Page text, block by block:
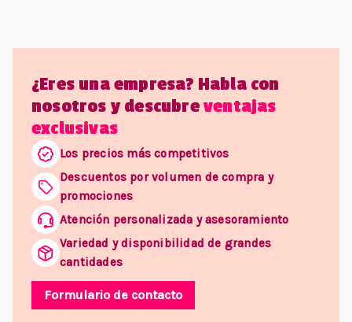
¿Eres una empresa? Habla con
nosotros y descubreventajas
exclusivas
Los precios más competitivos
Descuentos por volumen de compra y
promociones
Atención personalizada y asesoramiento
Variedad y disponibilidad de grandes
cantidades
Formulario de contacto